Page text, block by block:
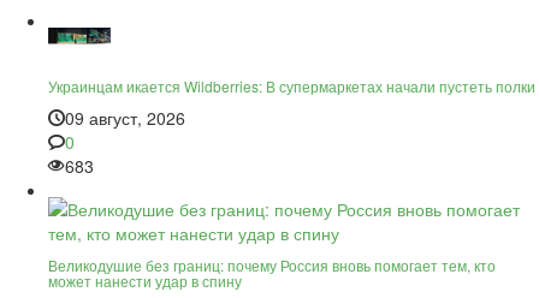
Украинцам икается Wildberries: В супермаркетах начали пустеть полки
09 август, 2026
0
683
Великодушие без границ: почему Россия вновь помогает тем, кто
может нанести удар в спину